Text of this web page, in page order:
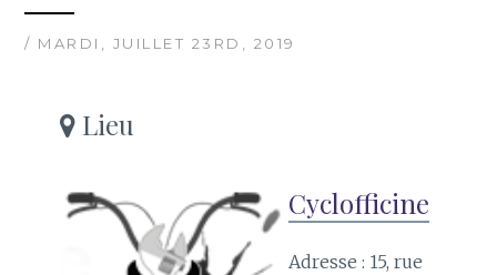
/ MARDI, JUILLET 23RD, 2019
Lieu
Cyclofficine
Adresse : 15, rue